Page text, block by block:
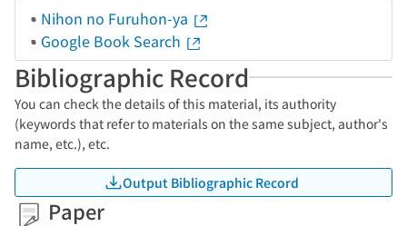
Nihon no Furuhon-ya
Google Book Search
Bibliographic Record
You can check the details of this material, its authority
(keywords that refer to materials on the same subject, author's
name, etc.), etc.
Output Bibliographic Record
Paper